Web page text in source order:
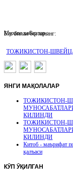
Муҳим хабарлар :
ТОЖИКИСТОН-
Биз билан боғланинг:
ЯНГИ МАҚОЛАЛАР
ТОЖИКИСТОН-
ҚИЛИНДИ
ТОЖИКИСТОН-
ҚИЛИНДИ
Китоб - маърифат
қалъаси
КӮП ӮҚИЛГАН